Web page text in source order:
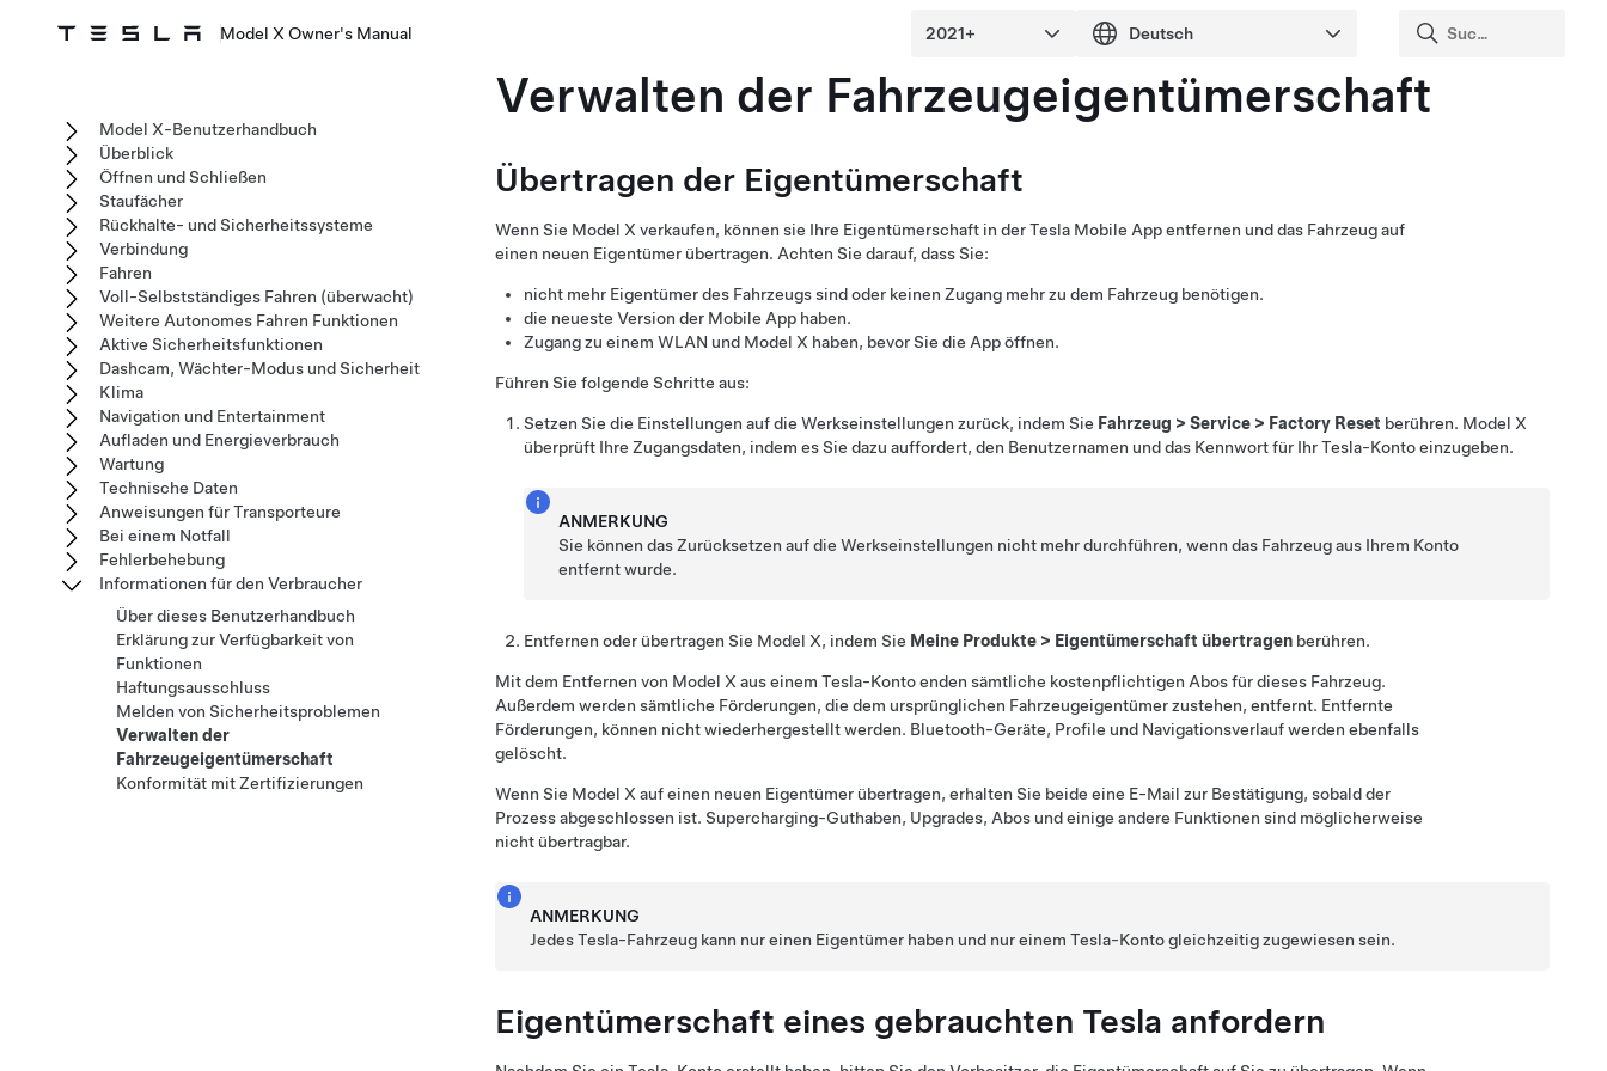
Model X Owner's Manual
Verwalten der Fahrzeugeigentümerschaft
Übertragen der Eigentümerschaft
Wenn Sie Model X verkaufen, können sie Ihre Eigentümerschaft in der Tesla Mobile App entfernen und das Fahrzeug auf
einen neuen Eigentümer übertragen. Achten Sie darauf, dass Sie:
nicht mehr Eigentümer des Fahrzeugs sind oder keinen Zugang mehr zu dem Fahrzeug benötigen.
die neueste Version der Mobile App haben.
Zugang zu einem WLAN und Model X haben, bevor Sie die App öffnen.
Führen Sie folgende Schritte aus:
Setzen Sie die Einstellungen auf die Werkseinstellungen zurück, indem Sie Fahrzeug > Service > Factory Reset berühren. Model X
überprüft Ihre Zugangsdaten, indem es Sie dazu auffordert, den Benutzernamen und das Kennwort für Ihr Tesla-Konto einzugeben.
ANMERKUNG
Sie können das Zurücksetzen auf die Werkseinstellungen nicht mehr durchführen, wenn das Fahrzeug aus Ihrem Konto
entfernt wurde.
Entfernen oder übertragen Sie Model X, indem Sie Meine Produkte > Eigentümerschaft übertragen berühren.
Mit dem Entfernen von Model X aus einem Tesla-Konto enden sämtliche kostenpflichtigen Abos für dieses Fahrzeug.
Außerdem werden sämtliche Förderungen, die dem ursprünglichen Fahrzeugeigentümer zustehen, entfernt. Entfernte
Förderungen, können nicht wiederhergestellt werden. Bluetooth-Geräte, Profile und Navigationsverlauf werden ebenfalls
gelöscht.
Wenn Sie Model X auf einen neuen Eigentümer übertragen, erhalten Sie beide eine E-Mail zur Bestätigung, sobald der
Prozess abgeschlossen ist. Supercharging-Guthaben, Upgrades, Abos und einige andere Funktionen sind möglicherweise
nicht übertragbar.
ANMERKUNG
Jedes Tesla-Fahrzeug kann nur einen Eigentümer haben und nur einem Tesla-Konto gleichzeitig zugewiesen sein.
Eigentümerschaft eines gebrauchten Tesla anfordern
Model X-Benutzerhandbuch
Überblick
Öffnen und Schließen
Staufächer
Rückhalte- und Sicherheitssysteme
Verbindung
Fahren
Voll-Selbstständiges Fahren (überwacht)
Weitere Autonomes Fahren Funktionen
Aktive Sicherheitsfunktionen
Dashcam, Wächter-Modus und Sicherheit
Klima
Navigation und Entertainment
Aufladen und Energieverbrauch
Wartung
Technische Daten
Anweisungen für Transporteure
Bei einem Notfall
Fehlerbehebung
Informationen für den Verbraucher
Über dieses Benutzerhandbuch
Erklärung zur Verfügbarkeit von
Funktionen
Haftungsausschluss
Melden von Sicherheitsproblemen
Verwalten der
Fahrzeugeigentümerschaft
Konformität mit Zertifizierungen